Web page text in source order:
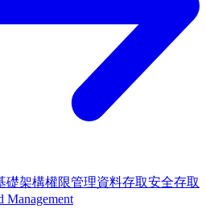
礎架構權限管理資料存取安全存取
Management